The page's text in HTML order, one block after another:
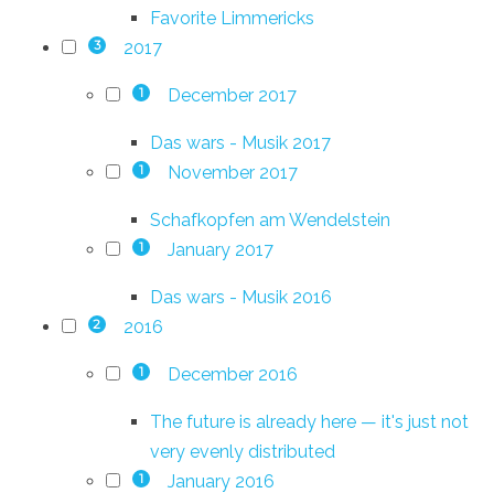
Favorite Limmericks
3 2017
1 December 2017
Das wars - Musik 2017
1 November 2017
Schafkopfen am Wendelstein
1 January 2017
Das wars - Musik 2016
2 2016
1 December 2016
The future is already here — it's just not
very evenly distributed
1 January 2016